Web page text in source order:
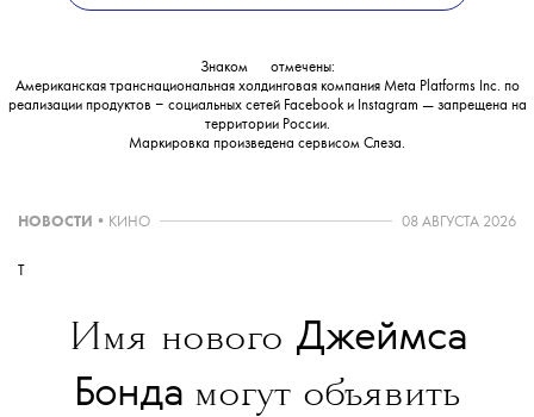
Знаком
отмечены:
Американская транснациональная холдинговая компания Meta Platforms Inc. по
реализации продуктов ‒ социальных сетей Facebook и Instagram — запрещена на
территории России.
Маркировка произведена сервисом Слеза.
НОВОСТИ • КИНО 08 АВГУСТА 2026
T
Имя нового Джеймса
Бонда могут объявить